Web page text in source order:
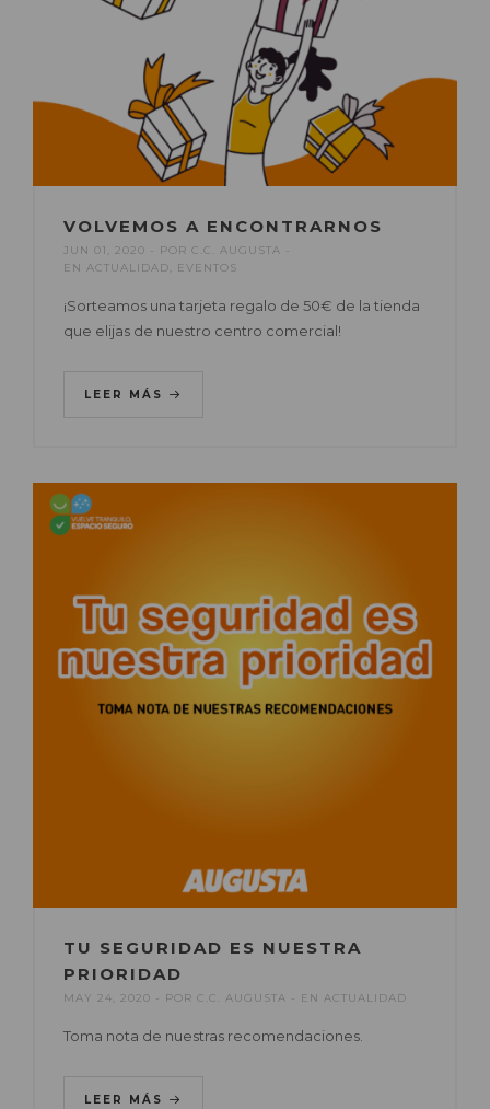
VOLVEMOS A ENCONTRARNOS
JUN 01, 2020 POR C.C. AUGUSTA
EN ACTUALIDAD EVENTOS
¡Sorteamos una tarjeta regalo de 50€ de la tienda
que elijas de nuestro centro comercial!
LEER MÁS
TU SEGURIDAD ES NUESTRA
PRIORIDAD
MAY 24, 2020 POR C.C. AUGUSTA EN ACTUALIDAD
Toma nota de nuestras recomendaciones.
LEER MÁS